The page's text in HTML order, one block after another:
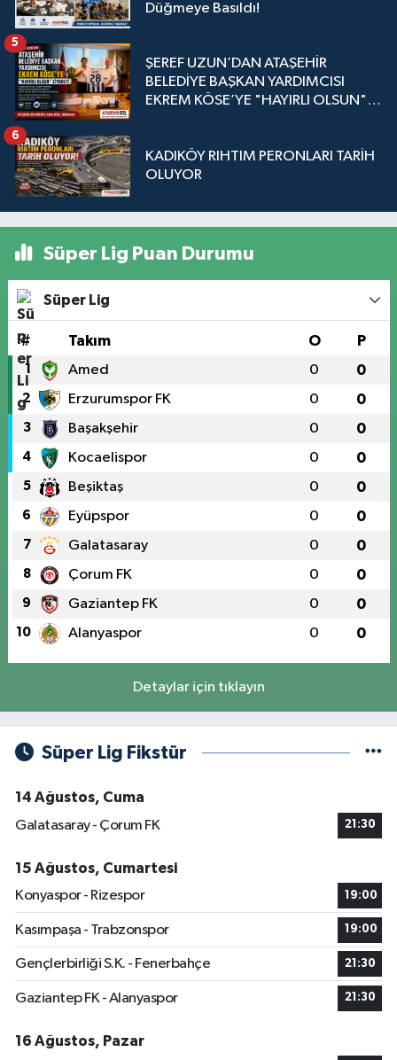
Düğmeye Basıldı!
ŞEREF UZUN’DAN ATAŞEHİR
BELEDİYE BAŞKAN YARDIMCISI
EKREM KÖSE’YE "HAYIRLI OLSUN"
5
KADIKÖY RIHTIM PERONLARI TARİH
OLUYOR
6
Süper Lig Puan Durumu
Süper Lig
# Takım O P
1 Amed 0 0
2 Erzurumspor FK 0 0
3 Başakşehir 0 0
4 Kocaelispor 0 0
5 Beşiktaş 0 0
6 Eyüpspor 0 0
7 Galatasaray 0 0
8 Çorum FK 0 0
9 Gaziantep FK 0 0
10 Alanyaspor 0 0
Detaylar için tıklayın
Süper Lig Fikstür
14 Ağustos, Cuma
Galatasaray - Çorum FK
21:30
15 Ağustos, Cumartesi
Konyaspor - Rizespor
19:00
Kasımpaşa - Trabzonspor 19:00
Gençlerbirliği S.K. - Fenerbahçe 21:30
Gaziantep FK - Alanyaspor 21:30
16 Ağustos, Pazar